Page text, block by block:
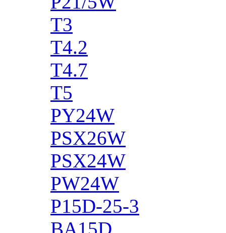
T3
T4.2
T4.7
T5
PY24W
PSX26W
PSX24W
PW24W
P15D-25-3
BA15D